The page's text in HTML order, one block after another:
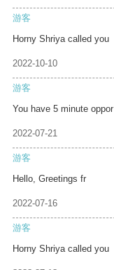
游客
Horny Shriya called you
2022-10-10
游客
You have 5 minute oppor
2022-07-21
游客
Hello, Greetings fr
2022-07-16
游客
Horny Shriya called you